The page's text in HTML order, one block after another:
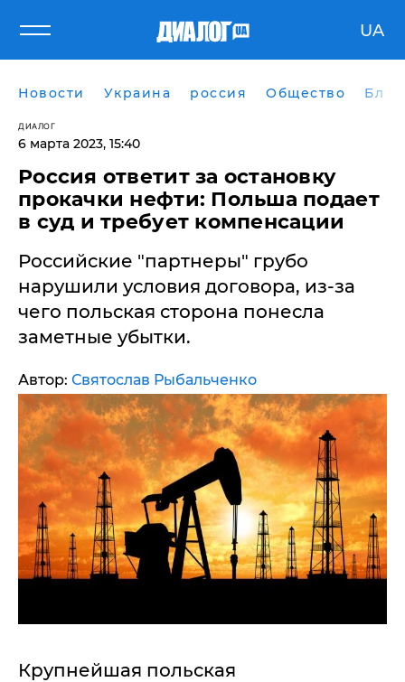
UA
Новости Украина россия Общество
ДИАЛОГ
6 марта 2023, 15:40
Россия ответит за остановку
прокачки нефти: Польша подает
в суд и требует компенсации
Российские "партнеры" грубо
нарушили условия договора, из-за
чего польская сторона понесла
заметные убытки.
Автор: Святослав Рыбальченко
Крупнейшая польская